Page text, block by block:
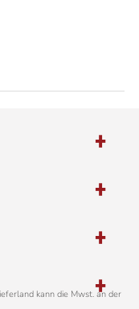
kann die Mwst. an der